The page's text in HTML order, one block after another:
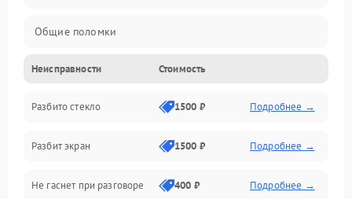
Общие поломки
Проблемы связи
Камеры
Проблемы с дисплеем и сенсором
Зарядка
Неисправности Стоимость
Разбито стекло 1500 ₽ Подробнее →
Разбит экран 1500 ₽ Подробнее →
Не гаснет при разговоре 400 ₽ Подробнее →